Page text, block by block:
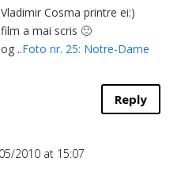
Cosma printre ei:)
a mai scris 🙂
..Foto nr. 25: Notre-Dame
Reply
2010 at 15:07